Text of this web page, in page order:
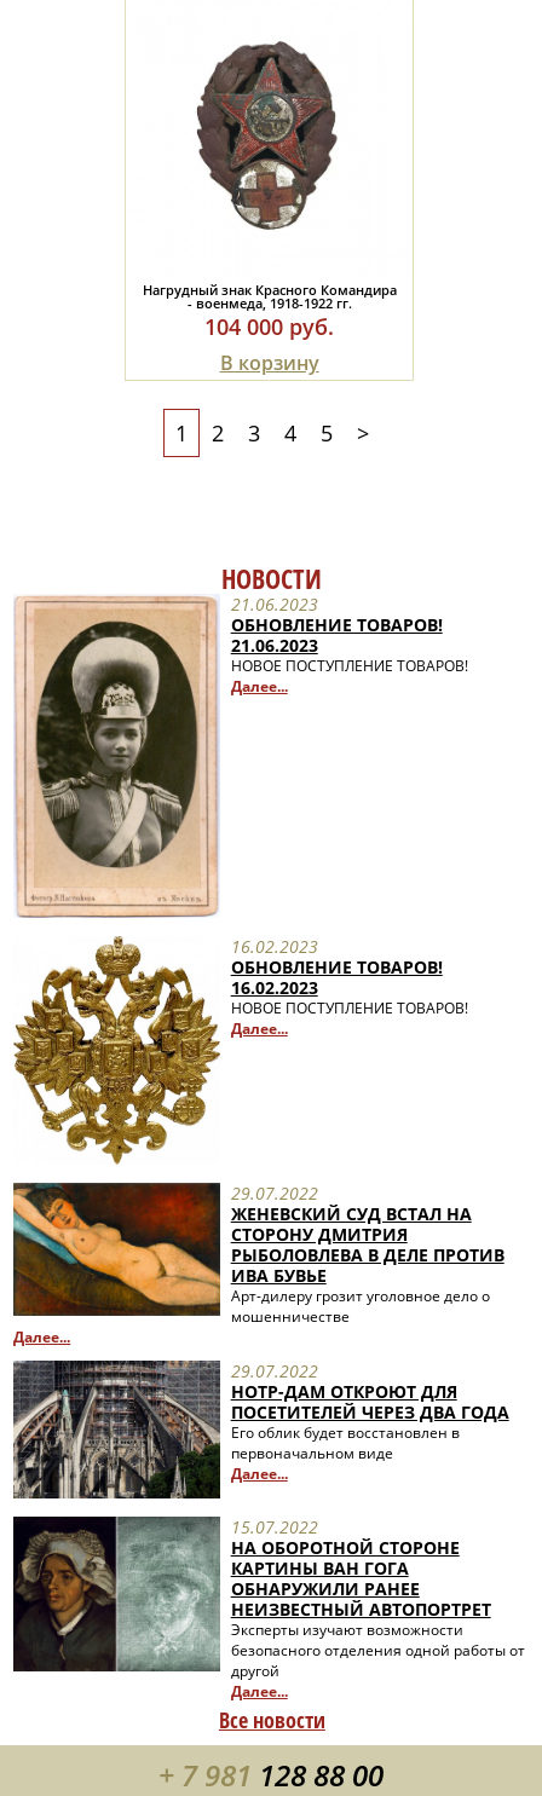
Нагрудный знак Красного Командира
- военмеда, 1918-1922 гг.
104 000 руб.
В корзину
1 2 3 4 5 >
НОВОСТИ
21.06.2023
ОБНОВЛЕНИЕ ТОВАРОВ!
21.06.2023
НОВОЕ ПОСТУПЛЕНИЕ ТОВАРОВ!
Далее...
16.02.2023
ОБНОВЛЕНИЕ ТОВАРОВ!
16.02.2023
НОВОЕ ПОСТУПЛЕНИЕ ТОВАРОВ!
Далее...
29.07.2022
ЖЕНЕВСКИЙ СУД ВСТАЛ НА
СТОРОНУ ДМИТРИЯ
РЫБОЛОВЛЕВА В ДЕЛЕ ПРОТИВ
ИВА БУВЬЕ
Арт-дилеру грозит уголовное дело о
мошенничестве
Далее...
29.07.2022
НОТР-ДАМ ОТКРОЮТ ДЛЯ
ПОСЕТИТЕЛЕЙ ЧЕРЕЗ ДВА ГОДА
Его облик будет восстановлен в
первоначальном виде
Далее...
15.07.2022
НА ОБОРОТНОЙ СТОРОНЕ
КАРТИНЫ ВАН ГОГА
ОБНАРУЖИЛИ РАНЕЕ
НЕИЗВЕСТНЫЙ АВТОПОРТРЕТ
Эксперты изучают возможности
безопасного отделения одной работы от
другой
Далее...
Все новости
+ 7 981 128 88 00